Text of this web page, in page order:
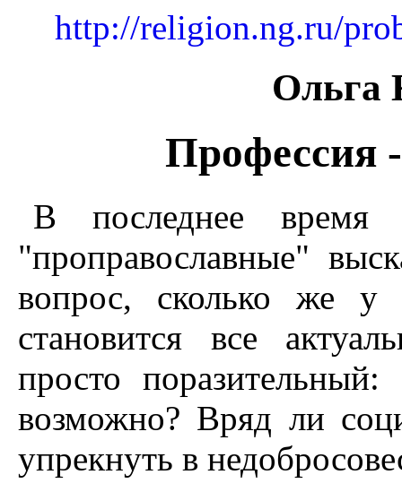
http://religion.ng.ru/
Ольга
Профессия
В последнее
"проправославные"
вопрос, сколько же у
становится все
просто
возможно? Вряд ли
упрекнуть в